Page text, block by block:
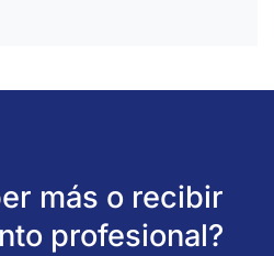
más o recibir
profesional?